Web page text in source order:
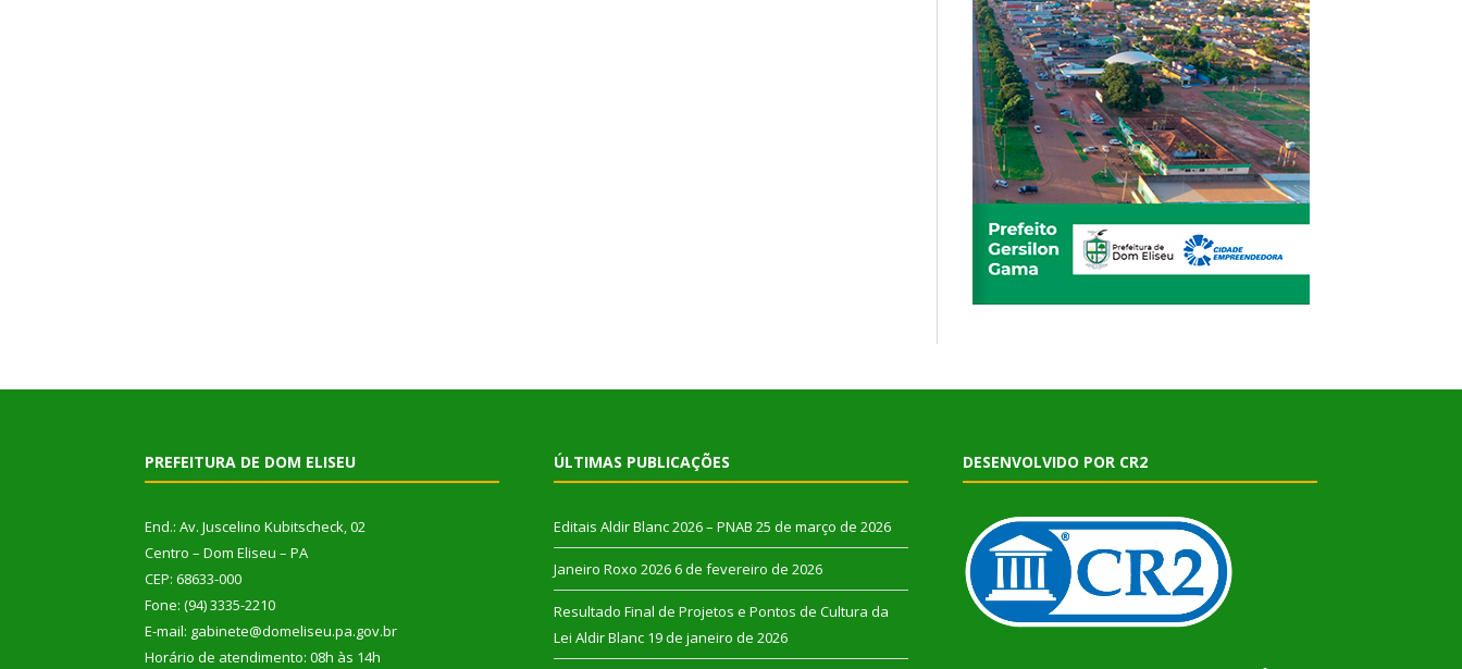
PREFEITURA DE DOM ELISEU
End.: Av. Juscelino Kubitscheck, 02
Centro – Dom Eliseu – PA
CEP: 68633-000
Fone: (94) 3335-2210
E-mail: gabinete@domeliseu.pa.gov.br
Horário de atendimento: 08h às 14h
ÚLTIMAS PUBLICAÇÕES
Editais Aldir Blanc 2026 – PNAB 25 de março de 2026
Janeiro Roxo 2026 6 de fevereiro de 2026
Resultado Final de Projetos e Pontos de Cultura da
Lei Aldir Blanc 19 de janeiro de 2026
DESENVOLVIDO POR CR2